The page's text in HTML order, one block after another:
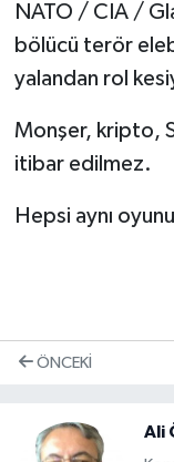
NATO / CIA /
bölücü terör
yalandan rol
Monşer, kripto,
itibar edilmez.
Hepsi aynı
ÖNCEKI
Ali
Kilimli
Kültür -
MAGAZİN
Sağlık